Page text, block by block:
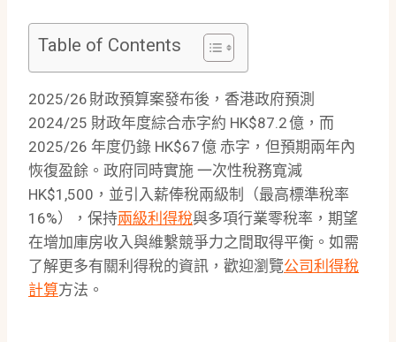
Table of Contents
2025/26 財政預算案發布後，香港政府預測
2024/25 財政年度綜合赤字約 HK$87.2 億，而
2025/26 年度仍錄 HK$67 億 赤字，但預期兩年內
恢復盈餘。政府同時實施 一次性稅務寬減
HK$1,500，並引入薪俸稅兩級制（最高標準稅率
16%），保持兩級利得稅與多項行業零稅率，期望
在增加庫房收入與維繫競爭力之間取得平衡。如需
了解更多有關利得稅的資訊，歡迎瀏覽公司利得稅
計算方法。